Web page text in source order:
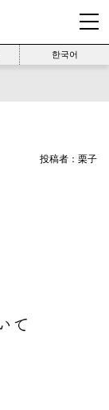
한국어
投稿者： 栗子